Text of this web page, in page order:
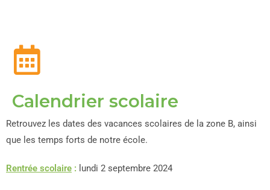
Calendrier scolaire
Retrouvez les dates des vacances scolaires de la zone B, ainsi
que les temps forts de notre école.
Rentrée scolaire : lundi 2 septembre 2024